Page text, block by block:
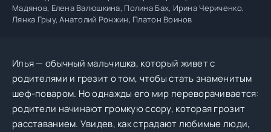
Мадянов, Елена Валюшкина, Полина Бах, Ирина Чериченко,
Лянка Грыу, Анатолий Ронжин, Платон Воинов
Илья — обычный мальчишка, который живет с
родителями и грезит о том, чтобы стать знаменитым
шеф-поваром. Но однажды его мир переворачивается:
родители начинают громкую ссору, которая грозит
расставанием. Увидев, как страдают любимые люди,